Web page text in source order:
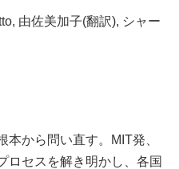
由佐美加子(翻訳), シャー
本から問い直す。MIT発、
ロセスを解き明かし、各国